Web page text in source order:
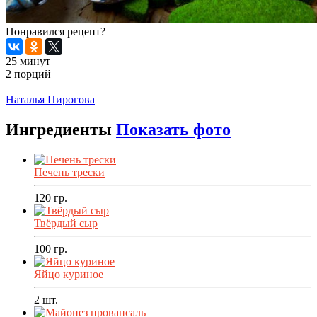
Понравился рецепт?
25 минут
2 порций
Наталья Пирогова
Ингредиенты Показать фото
Печень трески
120 гр.
Твёрдый сыр
100 гр.
Яйцо куриное
2 шт.